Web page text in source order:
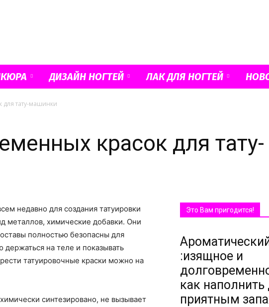
Французский
все
ДИЗАЙН НОГТЕЙ ЛАК ДЛЯ НОГТЕЙ
для тату-машинки
красок для тату-
недавно для создания татуировки
металлов, химические добавки. Они
полностью безопасны для
на теле и показывать
татуировочные краски можно на
синтезировано, не вызывает
Это Вам пригодится!
:изящное и
как
приятным